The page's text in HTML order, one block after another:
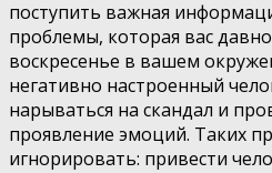
поступить важная
проблемы, которая вас
воскресенье в вашем
негативно настроенный
нарываться на скандал и
проявление эмоций. Таких
игнорировать: привести